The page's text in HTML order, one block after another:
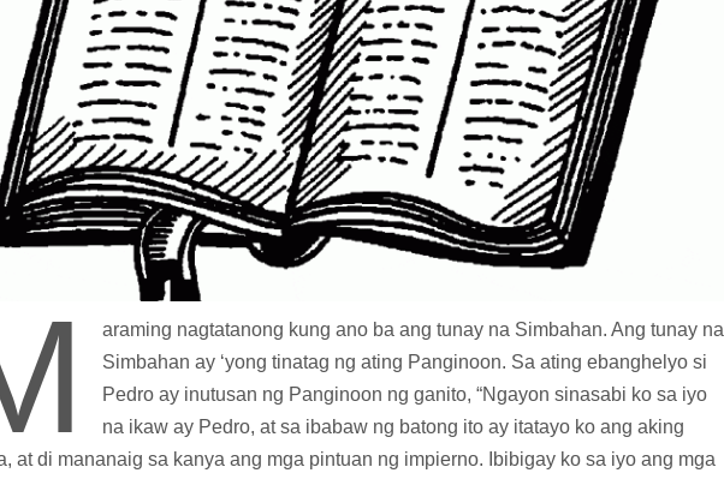
araming nagtatanong kung ano ba ang tunay na Simbahan. Ang tunay na
Simbahan ay ‘yong tinatag ng ating Panginoon. Sa ating ebanghelyo si
Pedro ay inutusan ng Panginoon ng ganito, “Ngayon sinasabi ko sa iyo
na ikaw ay Pedro, at sa ibabaw ng batong ito ay itatayo ko ang aking
at di mananaig sa kanya ang mga pintuan ng impierno. Ibibigay ko sa iyo ang mga